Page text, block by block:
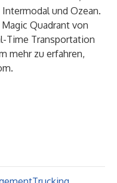
und Ozean.
Quadrant von
Time Transportation
mehr zu erfahren,
.